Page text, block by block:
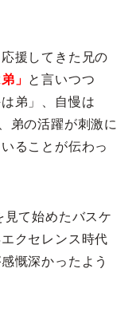
援してきた兄の
」 と言いつつ
弟」、自慢は
弟の活躍が刺激に
ることが伝わっ
て始めたバスケ
クセレンス時代
慨深かったよう